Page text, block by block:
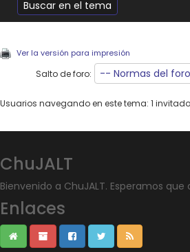
Ver la versión para impresión
Salto de foro:
Usuarios navegando en este tema: 1
ChuJALT
Bienvenido a ChuJALT. Esperamos que
Enlaces